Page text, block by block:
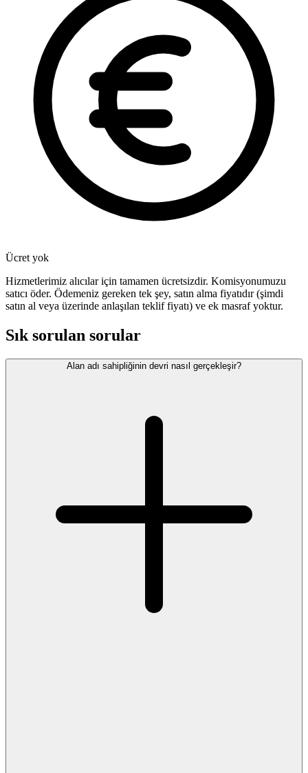
Ücret yok
Hizmetlerimiz alıcılar için tamamen ücretsizdir. Komisyonumuzu
satıcı öder. Ödemeniz gereken tek şey, satın alma fiyatıdır (şimdi
satın al veya üzerinde anlaşılan teklif fiyatı) ve ek masraf yoktur.
Sık sorulan sorular
Alan adı sahipliğinin devri nasıl gerçekleşir?